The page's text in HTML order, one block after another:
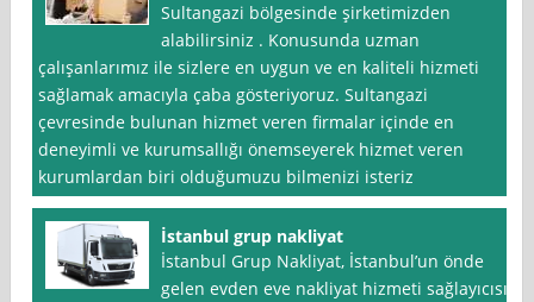
Sultangazi bölgesinde şirketimizden
alabilirsiniz . Konusunda uzman
çalışanlarımız ile sizlere en uygun ve en kaliteli hizmeti
sağlamak amacıyla çaba gösteriyoruz. Sultangazi
çevresinde bulunan hizmet veren firmalar içinde en
deneyimli ve kurumsallığı önemseyerek hizmet veren
kurumlardan biri olduğumuzu bilmenizi isteriz
İstanbul grup nakliyat
İstanbul Grup Nakliyat, İstanbul’un önde
gelen evden eve nakliyat hizmeti sağlayıcısı